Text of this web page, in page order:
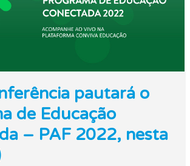
pautará o
de Educação
– PAF 2022, nesta